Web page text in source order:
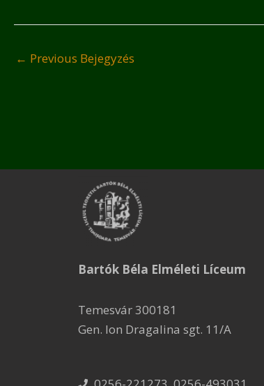
← Previous Bejegyzés
Bartók Béla Elméleti Líceum
Temesvár 300181
Gen. Ion Dragalina sgt. 11/A